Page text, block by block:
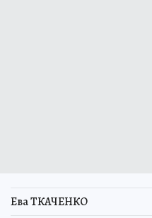
Ева ТКАЧЕНКО